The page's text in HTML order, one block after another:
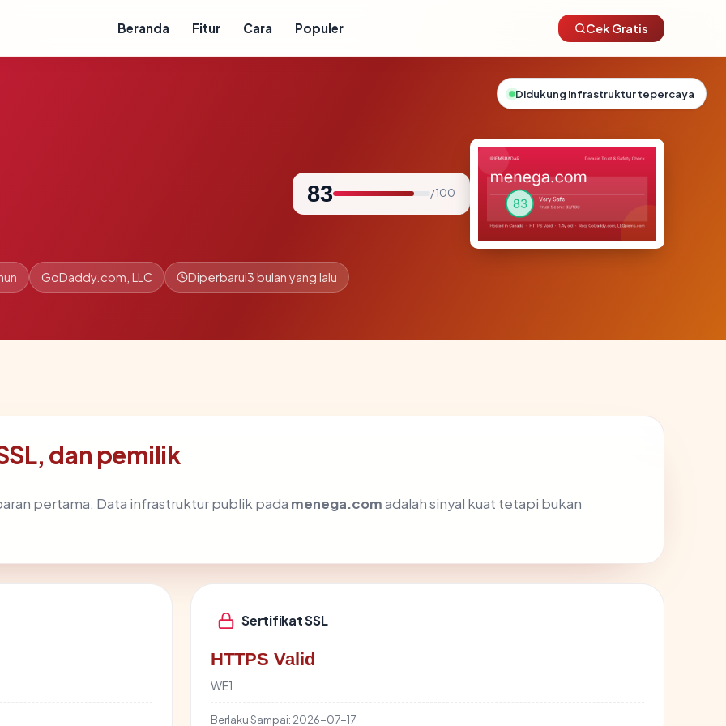
Beranda Fitur Cara Populer Cek Gratis
83 / 100
GoDaddy.com, LLC Diperbarui3 bulan yang lalu
dan pemilik
pertama. Data infrastruktur publik pada menega.comadalah sinyal kuat tetapi bukan
Sertifikat SSL
HTTPS Valid
WE1
Berlaku Sampai: 2026-07-17
Didukung infrastruktur tepercaya